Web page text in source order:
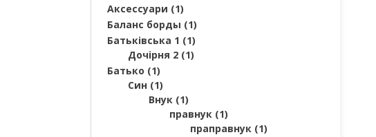
Аксессуари (1)
Баланс борды (1)
Батьківська 1 (1)
Дочірня 2 (1)
Батько (1)
Син (1)
Внук (1)
правнук (1)
праправнук (1)